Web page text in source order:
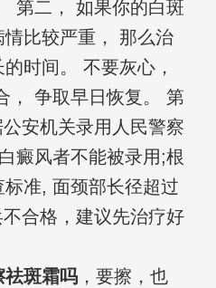
第二， 如果你的白斑
比较严重， 那么治
时间。 不要灰心，
， 争取早日恢复。 第
安机关录用人民警察
癜风者不能被录用;根
准, 面颈部长径超过
合格，建议先治疗好
祛斑霜吗，要擦，也